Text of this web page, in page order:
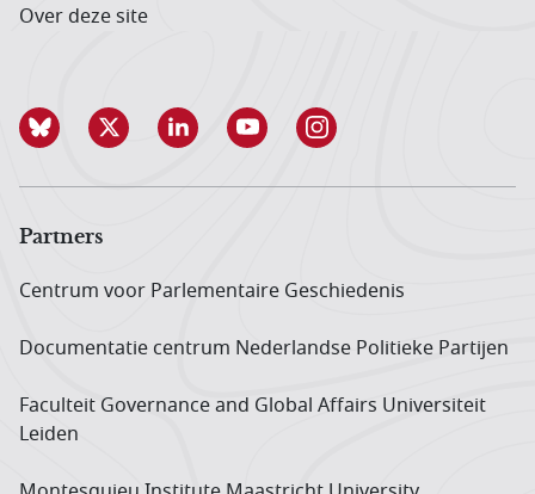
Over deze site
Partners
Centrum voor Parlementaire Geschiedenis
Documentatie centrum Neder­landse Politieke Partijen
Faculteit Governance and Global Affairs Universiteit
Leiden